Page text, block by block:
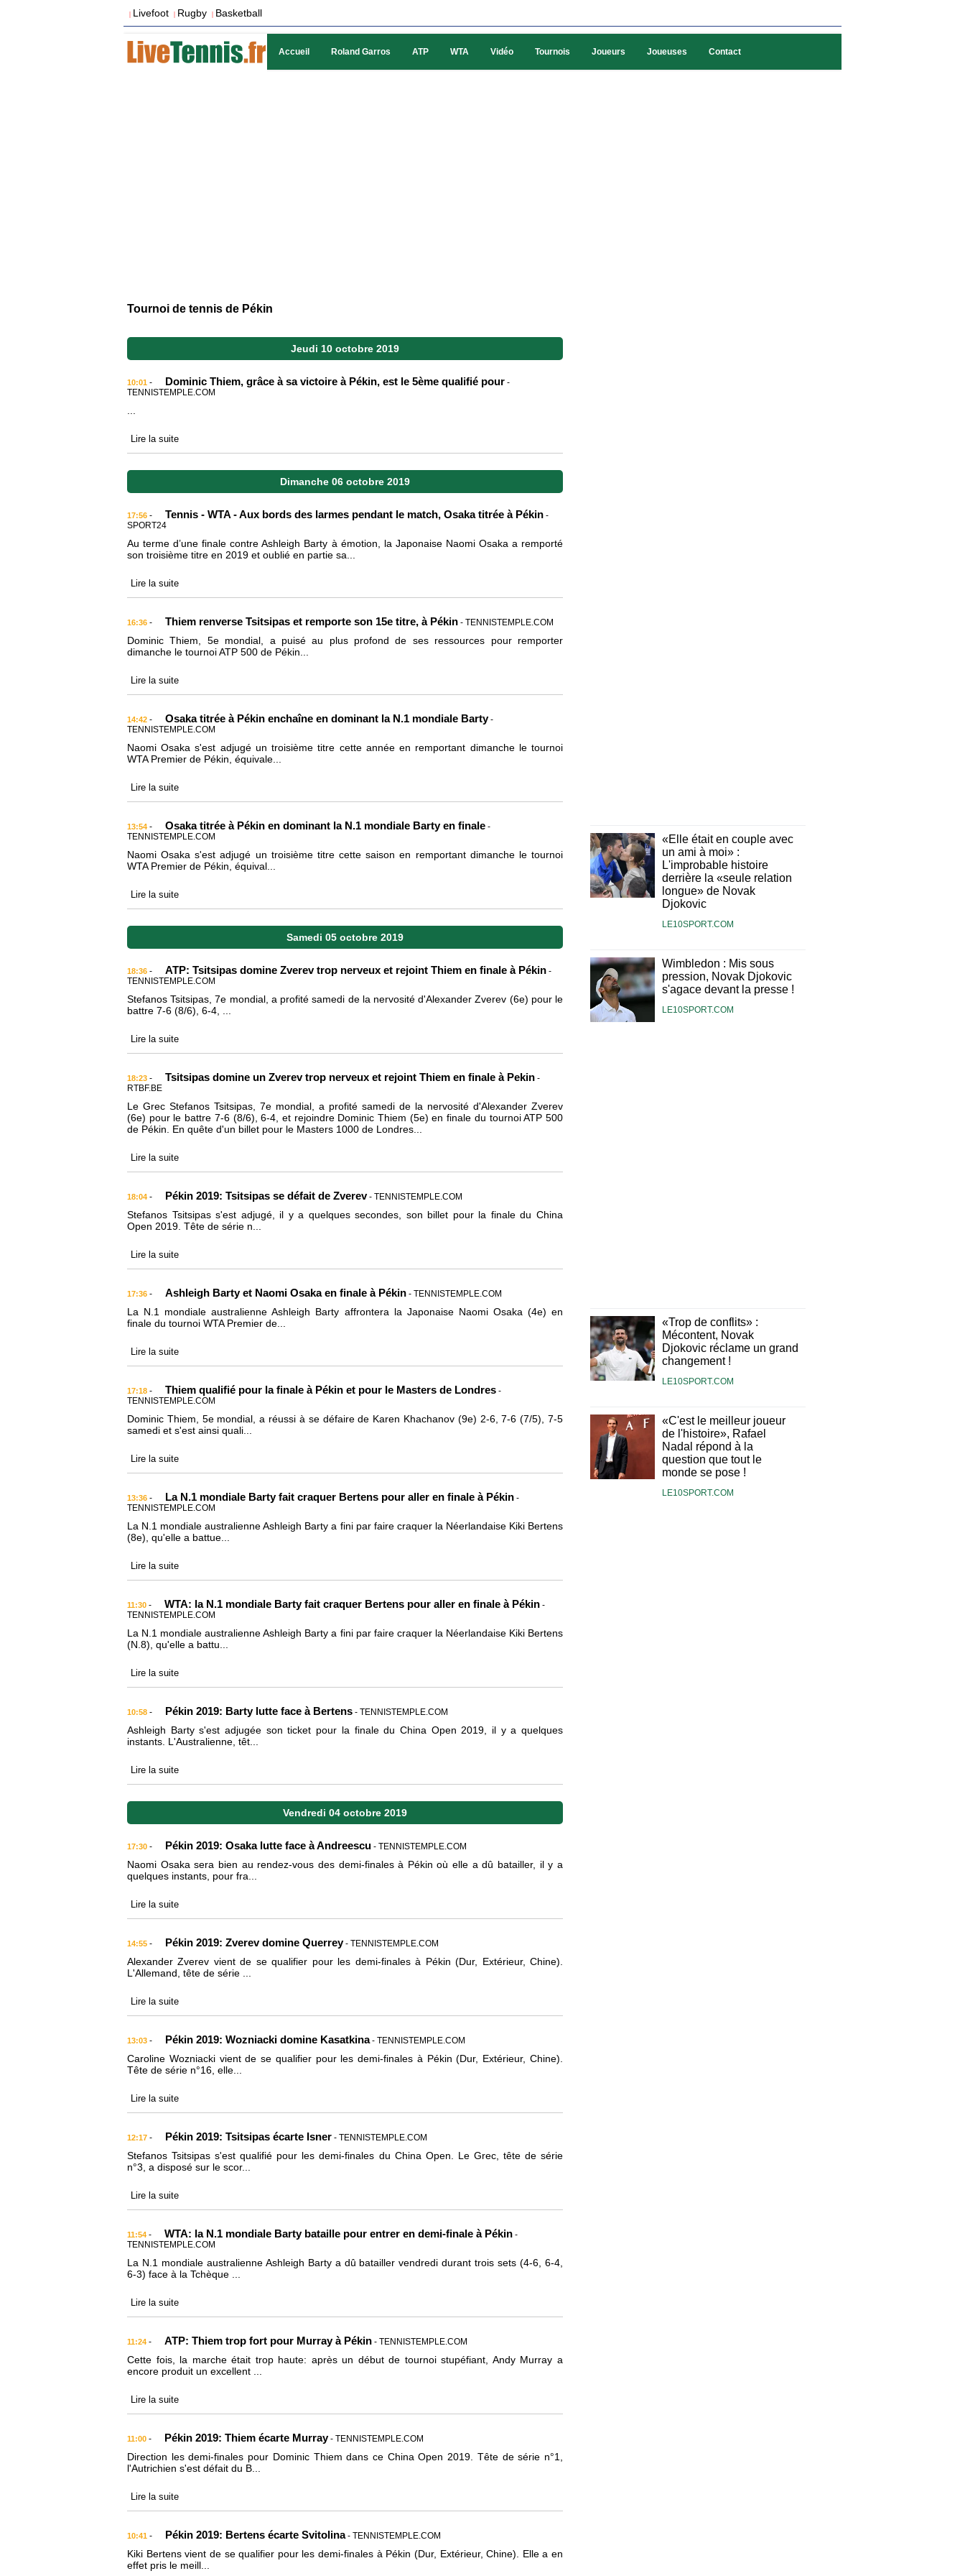
| Livefoot | Rugby | Basketball
Accueil Roland Garros ATP WTA Vidéo Tournois Joueurs Joueuses Contact
Tournoi de tennis de Pékin
Jeudi 10 octobre 2019
10:01 - Dominic Thiem, grâce à sa victoire à Pékin, est le 5ème qualifié pour -
TENNISTEMPLE.COM
Lire la suite
Dimanche 06 octobre 2019
17:56 - Tennis - WTA - Aux bords des larmes pendant le match, Osaka titrée à Pékin -
SPORT24
Au terme d’une finale contre Ashleigh Barty à émotion, la Japonaise Naomi Osaka a remporté
son troisième titre en 2019 et oublié en partie sa...
Lire la suite
16:36 - Thiem renverse Tsitsipas et remporte son 15e titre, à Pékin - TENNISTEMPLE.COM
Dominic Thiem, 5e mondial, a puisé au plus profond de ses ressources pour remporter
dimanche le tournoi ATP 500 de Pékin...
Lire la suite
14:42 - Osaka titrée à Pékin enchaîne en dominant la N.1 mondiale Barty -
TENNISTEMPLE.COM
Naomi Osaka s'est adjugé un troisième titre cette année en remportant dimanche le tournoi
WTA Premier de Pékin, équivale...
Lire la suite
13:54 - Osaka titrée à Pékin en dominant la N.1 mondiale Barty en finale -
TENNISTEMPLE.COM
Naomi Osaka s'est adjugé un troisième titre cette saison en remportant dimanche le tournoi
WTA Premier de Pékin, équival...
Lire la suite
Samedi 05 octobre 2019
18:36 - ATP: Tsitsipas domine Zverev trop nerveux et rejoint Thiem en finale à Pékin -
TENNISTEMPLE.COM
Stefanos Tsitsipas, 7e mondial, a profité samedi de la nervosité d'Alexander Zverev (6e) pour le
battre 7-6 (8/6), 6-4, ...
Lire la suite
18:23 - Tsitsipas domine un Zverev trop nerveux et rejoint Thiem en finale à Pekin -
RTBF.BE
Le Grec Stefanos Tsitsipas, 7e mondial, a profité samedi de la nervosité d'Alexander Zverev
(6e) pour le battre 7-6 (8/6), 6-4, et rejoindre Dominic Thiem (5e) en finale du tournoi ATP 500
de Pékin. En quête d'un billet pour le Masters 1000 de Londres...
Lire la suite
18:04 - Pékin 2019: Tsitsipas se défait de Zverev - TENNISTEMPLE.COM
Stefanos Tsitsipas s'est adjugé, il y a quelques secondes, son billet pour la finale du China
Open 2019. Tête de série n...
Lire la suite
17:36 - Ashleigh Barty et Naomi Osaka en finale à Pékin - TENNISTEMPLE.COM
La N.1 mondiale australienne Ashleigh Barty affrontera la Japonaise Naomi Osaka (4e) en
finale du tournoi WTA Premier de...
Lire la suite
17:18 - Thiem qualifié pour la finale à Pékin et pour le Masters de Londres -
TENNISTEMPLE.COM
Dominic Thiem, 5e mondial, a réussi à se défaire de Karen Khachanov (9e) 2-6, 7-6 (7/5), 7-5
samedi et s'est ainsi quali...
Lire la suite
13:36 - La N.1 mondiale Barty fait craquer Bertens pour aller en finale à Pékin -
TENNISTEMPLE.COM
La N.1 mondiale australienne Ashleigh Barty a fini par faire craquer la Néerlandaise Kiki Bertens
(8e), qu'elle a battue...
Lire la suite
11:30 - WTA: la N.1 mondiale Barty fait craquer Bertens pour aller en finale à Pékin -
TENNISTEMPLE.COM
La N.1 mondiale australienne Ashleigh Barty a fini par faire craquer la Néerlandaise Kiki Bertens
(N.8), qu'elle a battu...
Lire la suite
10:58 - Pékin 2019: Barty lutte face à Bertens - TENNISTEMPLE.COM
Ashleigh Barty s'est adjugée son ticket pour la finale du China Open 2019, il y a quelques
instants. L'Australienne, têt...
Lire la suite
Vendredi 04 octobre 2019
17:30 - Pékin 2019: Osaka lutte face à Andreescu - TENNISTEMPLE.COM
Naomi Osaka sera bien au rendez-vous des demi-finales à Pékin où elle a dû batailler, il y a
quelques instants, pour fra...
Lire la suite
14:55 - Pékin 2019: Zverev domine Querrey - TENNISTEMPLE.COM
Alexander Zverev vient de se qualifier pour les demi-finales à Pékin (Dur, Extérieur, Chine).
L'Allemand, tête de série ...
Lire la suite
13:03 - Pékin 2019: Wozniacki domine Kasatkina - TENNISTEMPLE.COM
Caroline Wozniacki vient de se qualifier pour les demi-finales à Pékin (Dur, Extérieur, Chine).
Tête de série n°16, elle...
Lire la suite
12:17 - Pékin 2019: Tsitsipas écarte Isner - TENNISTEMPLE.COM
Stefanos Tsitsipas s'est qualifié pour les demi-finales du China Open. Le Grec, tête de série
n°3, a disposé sur le scor...
Lire la suite
11:54 - WTA: la N.1 mondiale Barty bataille pour entrer en demi-finale à Pékin -
TENNISTEMPLE.COM
La N.1 mondiale australienne Ashleigh Barty a dû batailler vendredi durant trois sets (4-6, 6-4,
6-3) face à la Tchèque ...
Lire la suite
11:24 - ATP: Thiem trop fort pour Murray à Pékin - TENNISTEMPLE.COM
Cette fois, la marche était trop haute: après un début de tournoi stupéfiant, Andy Murray a
encore produit un excellent ...
Lire la suite
11:00 - Pékin 2019: Thiem écarte Murray - TENNISTEMPLE.COM
Direction les demi-finales pour Dominic Thiem dans ce China Open 2019. Tête de série n°1,
l'Autrichien s'est défait du B...
Lire la suite
10:41 - Pékin 2019: Bertens écarte Svitolina - TENNISTEMPLE.COM
Kiki Bertens vient de se qualifier pour les demi-finales à Pékin (Dur, Extérieur, Chine). Elle a en
effet pris le meill...
«Elle était en couple avec
un ami à moi» :
L'improbable histoire
derrière la «seule relation
longue» de Novak
Djokovic
LE10SPORT.COM
Wimbledon : Mis sous
pression, Novak Djokovic
s'agace devant la presse !
LE10SPORT.COM
«Trop de conflits» :
Mécontent, Novak
Djokovic réclame un grand
changement !
LE10SPORT.COM
«C'est le meilleur joueur
de l'histoire», Rafael
Nadal répond à la
question que tout le
monde se pose !
LE10SPORT.COM